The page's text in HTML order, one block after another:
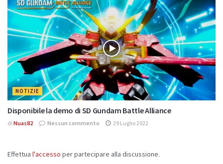
NOTIZIE
Disponibile la demo di SD Gundam Battle Alliance
di Nuas82 Nessun commento 29 Luglio 2022
Effettua l'accesso per partecipare alla discussione.